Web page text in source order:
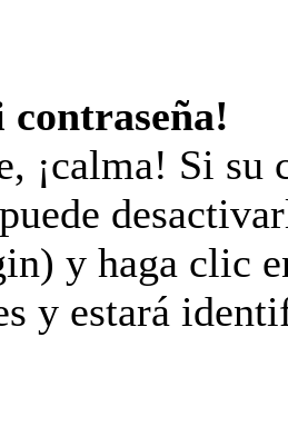
contraseña!
¡calma! Si su
y haga clic
y estará